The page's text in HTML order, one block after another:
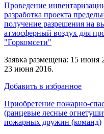
Проведение
разработка проекта
получение разрешения на
атмосферный воздух для
"Горкомсети"
Заявка размещена: 15 июня
23 июня 2016.
Добавить в избранное
Приобретение пожарно-
(ранцевые лесные
пожарных дружин (команд)